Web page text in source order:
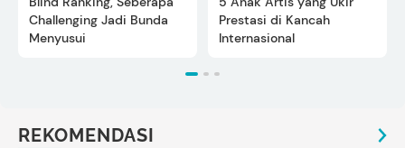
Challenging Jadi Bunda
Menyusui
Prestasi di Kancah
Internasional
REKOMENDASI